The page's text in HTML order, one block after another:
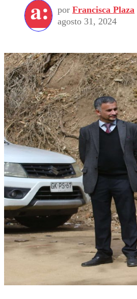
por Francisca Plaza
agosto 31, 2024